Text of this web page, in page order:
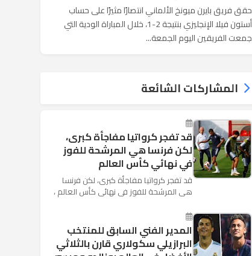
حقق فريق بايرن ميونخ الألماني انتصارًا مثيرًا على حساب
أستون فيلا الإنجليزي بنتيجة 2-1، خلال المباراة الودية التي
جمعت الفريقين اليوم الجمعة...
المشاركات الشائعة
قد تفجر كرواتيا مفاجأة كبرى،
لكن فرنسا هي المرشحة للفوز
في نهائي كأس العالم
قد تفجر كرواتيا مفاجأة كبرى، لكن فرنسا
هي المرشحة للفوز في نهائي كأس العالم ،
الروسية في يوم شديد الح...
المدير الفني السابق للمنتخب
البرازيلي سكولاري قارن بالثلاثي